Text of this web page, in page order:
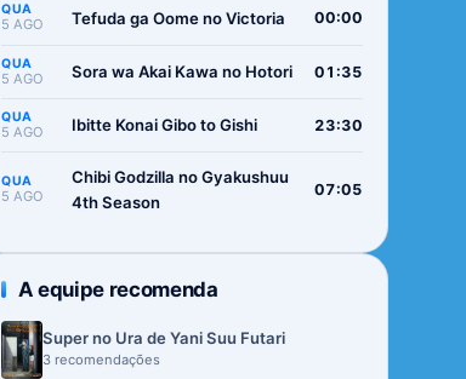
QUA
5 AGO Tefuda ga Oome no Victoria 00:00
QUA
5 AGO Sora wa Akai Kawa no Hotori 01:35
QUA
5 AGO Ibitte Konai Gibo to Gishi 23:30
QUA
5 AGO
Chibi Godzilla no Gyakushuu
4th Season
07:05
A equipe recomenda
Super no Ura de Yani Suu Futari
3 recomendações